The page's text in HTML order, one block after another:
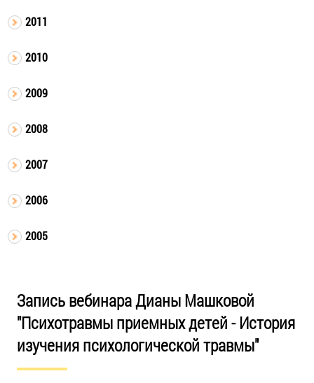
2011
2010
2009
2008
2007
2006
2005
Запись вебинара Дианы Машковой
"Психотравмы приемных детей - История
изучения психологической травмы"